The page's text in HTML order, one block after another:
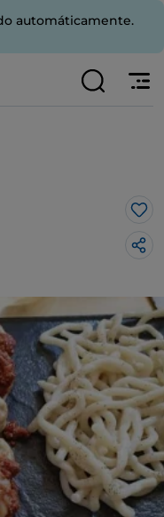
automáticamente.
Me